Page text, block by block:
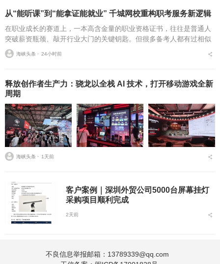
从“能听课”到“能拿证能就业” 千城网校重构职考服务新逻辑
在职业成长的赛道上，一本高含金量的职业资格证书，往往是普通人
突破薪资瓶颈、敲开行业大门的关键钥匙。但很多备考人都有过相似
的糟心经历：报了热门网校的课，学完才发现内容和最新考纲完全脱
节；对着录播课啃了三...
海峡头条 ⋅ 24小时前
释放创作者生产力：骁龙以全栈 AI 技术，打开移动游戏全新
周期
海峡头条 ⋅ 1天前
客户案例｜深圳外贸公司5000台屏幕挂灯
采购项目顺利完成
2天前
不良信息举报邮箱：13789339@qq.com